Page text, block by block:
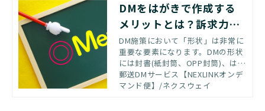
DMをはがきで作成する
メリットとは？訴求力を
高めるポイントと注意点
DM施策において「形状」は非常に
重要な要素になります。DMの形状
には封書(紙封筒、OPP封筒)、はが
き等の様々な形状がありますが、
新規顧客開拓において非常に効果
郵送DMサービス【NEXLINKオンデ
マンド便】/ネクスウェイ